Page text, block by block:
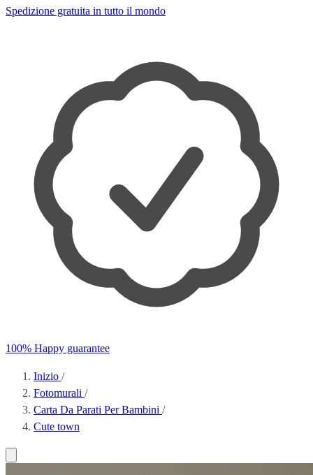
Spedizione gratuita in tutto il mondo
100% Happy guarantee
Inizio /
Fotomurali /
Carta Da Parati Per Bambini /
Cute town